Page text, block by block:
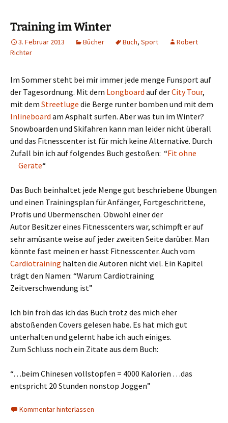
Training im Winter
3. Februar 2013 Bücher Buch, Sport
Robert
Richter
Im Sommer steht bei mir immer jede menge Funsport auf
der Tagesordnung. Mit dem Longboard auf derCity Tour,
mit dem Streetluge die Berge runter bomben und mit dem
Inlineboard am Asphalt surfen. Aber was tun im Winter?
Snowboarden und Skifahren kann man leider nicht überall
und das Fitnesscenter ist für mich keine Alternative. Durch
Zufall bin ich auf folgendes Buch gestoßen: “Fit ohne
Geräte“
Das Buch beinhaltet jede Menge gut beschriebene Übungen
und einen Trainingsplan für Anfänger, Fortgeschrittene,
Profis und Übermenschen. Obwohl einer der
Autor Besitzer eines Fitnesscenters war, schimpft er auf
sehr amüsante weise auf jeder zweiten Seite darüber. Man
könnte fast meinen er hasst Fitnesscenter. Auch vom
Cardiotraining halten die Autoren nicht viel. Ein Kapitel
trägt den Namen: “Warum Cardiotraining
Zeitverschwendung ist”
Ich bin froh das ich das Buch trotz des mich eher
abstoßenden Covers gelesen habe. Es hat mich gut
unterhalten und gelernt habe ich auch einiges.
Zum Schluss noch ein Zitate aus dem Buch:
“…beim Chinesen vollstopfen = 4000 Kalorien …das
entspricht 20 Stunden nonstop Joggen”
Kommentar hinterlassen